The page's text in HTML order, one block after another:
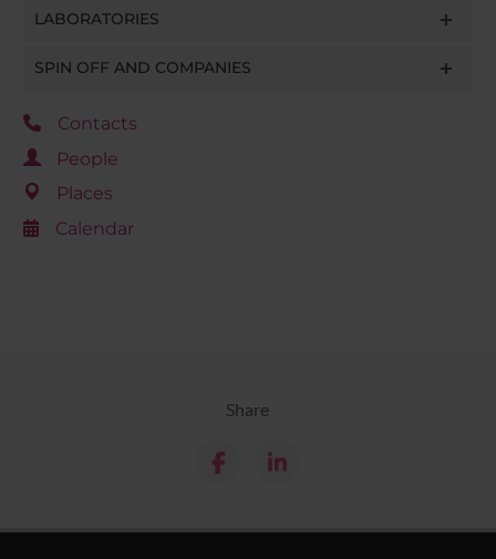
LABORATORIES
SPIN OFF AND COMPANIES
Contacts
People
Places
Calendar
Share